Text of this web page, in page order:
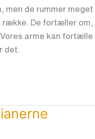
men de rummer meget
De fortæller om,
arme kan fortælle
det.